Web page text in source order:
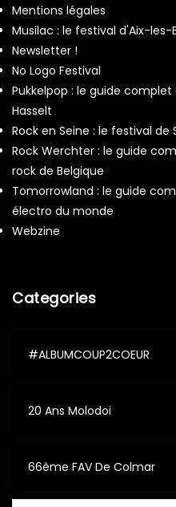
Mentions légales
Musilac : le festival d'Aix-les-
Newsletter !
No Logo Festival
Pukkelpop : le guide
Hasselt
Rock en Seine : le festival de
Rock Werchter : le guide
rock de Belgique
Tomorrowland : le guide
électro du monde
Webzine
Categories
#ALBUMCOUP2COEUR
20 Ans Molodoi
66ème FAV De Colmar